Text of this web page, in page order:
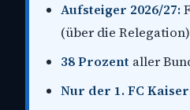
Aufsteiger 2026/27:
(über die
38 Prozent aller
Nur der 1. FC